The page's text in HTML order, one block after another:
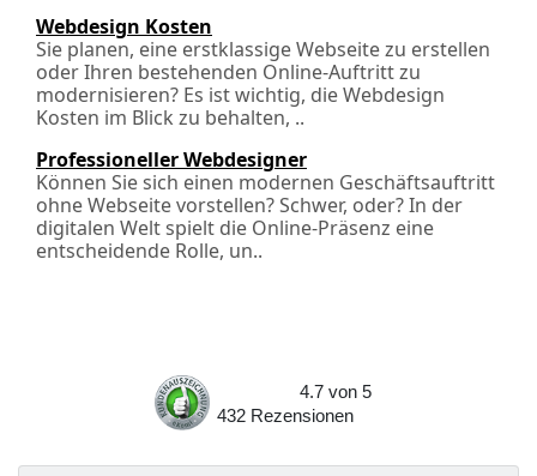
Webdesign Kosten
Sie planen, eine erstklassige Webseite zu erstellen
oder Ihren bestehenden Online-Auftritt zu
modernisieren? Es ist wichtig, die Webdesign
Kosten im Blick zu behalten, ..
Professioneller Webdesigner
Können Sie sich einen modernen Geschäftsauftritt
ohne Webseite vorstellen? Schwer, oder? In der
digitalen Welt spielt die Online-Präsenz eine
entscheidende Rolle, un..
4.7 von 5
432
Rezensionen